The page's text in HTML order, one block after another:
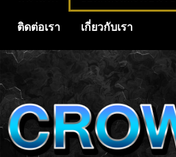
ติดต่อเรา เกี่ยวกับเรา